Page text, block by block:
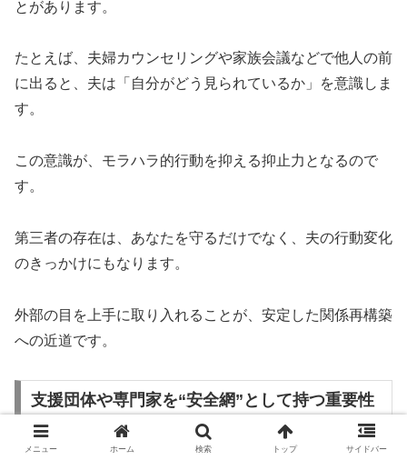
とがあります。
たとえば、夫婦カウンセリングや家族会議などで他人の前
に出ると、夫は「自分がどう見られているか」を意識しま
す。
この意識が、モラハラ的行動を抑える抑止力となるので
す。
第三者の存在は、あなたを守るだけでなく、夫の行動変化
のきっかけにもなります。
外部の目を上手に取り入れることが、安定した関係再構築
への近道です。
支援団体や専門家を“安全網”として持つ重要性
メニュー ホーム 検索 トップ サイドバー